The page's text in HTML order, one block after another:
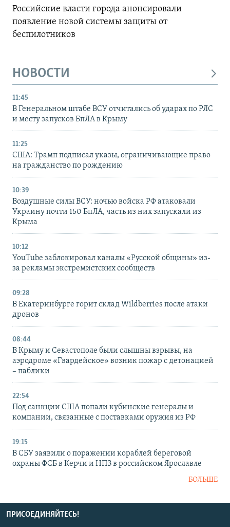
Российские власти города анонсировали
появление новой системы защиты от
беспилотников
НОВОСТИ
11:45
В Генеральном штабе ВСУ отчитались об ударах по РЛС
и месту запусков БпЛА в Крыму
11:25
США: Трамп подписал указы, ограничивающие право
на гражданство по рождению
10:39
Воздушные силы ВСУ: ночью войска РФ атаковали
Украину почти 150 БпЛА, часть из них запускали из
Крыма
10:12
YouTube заблокировал каналы «Русской общины» из-
за рекламы экстремистских сообществ
09:28
В Екатеринбурге горит склад Wildberries после атаки
дронов
08:44
В Крыму и Севастополе были слышны взрывы, на
аэродроме «Гвардейское» возник пожар с детонацией
– паблики
22:54
Под санкции США попали кубинские генералы и
компании, связанные с поставками оружия из РФ
19:15
В СБУ заявили о поражении кораблей береговой
охраны ФСБ в Керчи и НПЗ в российском Ярославле
БОЛЬШЕ
ПРИСОЕДИНЯЙТЕСЬ!